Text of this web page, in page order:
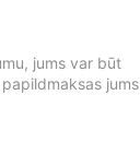
jums var būt
jums